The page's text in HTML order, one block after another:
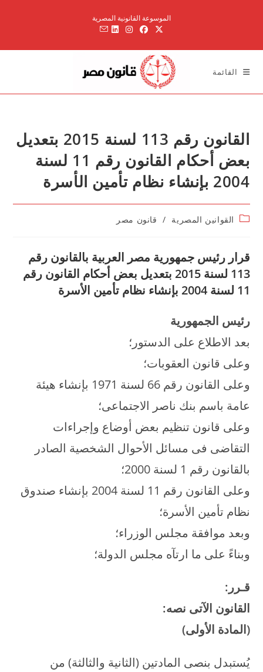
الموسوعة القانونية المصرية
القائمة
القانون رقم 113 لسنة 2015 بتعديل
بعض أحكام القانون رقم 11 لسنة
2004 بإنشاء نظام تأمين الأسرة
Postالقوانين المصرية / قانون مصر
قرار رئيس جمهورية مصر العربية بالقانون رقم
113 لسنة 2015 بتعديل بعض أحكام القانون رقم
11 لسنة 2004 بإنشاء نظام تأمين الأسرة
رئيس الجمهورية
بعد الاطلاع على الدستور؛
وعلى قانون العقوبات؛
وعلى القانون رقم 66 لسنة 1971 بإنشاء هيئة
عامة باسم بنك ناصر الاجتماعى؛
وعلى قانون تنظيم بعض أوضاع وإجراءات
التقاضى فى مسائل الأحوال الشخصية الصادر
بالقانون رقم 1 لسنة 2000؛
وعلى القانون رقم 11 لسنة 2004 بإنشاء صندوق
نظام تأمين الأسرة؛
وبعد موافقة مجلس الوزراء؛
وبناءً على ما ارتآه مجلس الدولة؛
قـرر :
القانون الآتى نصه:
(المادة الأولى)
يُستبدل بنصى المادتين (الثانية والثالثة) من